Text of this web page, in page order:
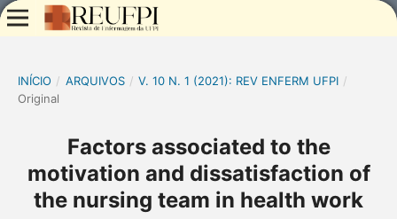
INÍCIO / ARQUIVOS / V. 10 N. 1 (2021): REV ENFERM UFPI /
Original
Factors associated to the
motivation and dissatisfaction of
the nursing team in health work